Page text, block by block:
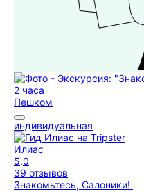
2 часа
Пешком
индивидуальная
Илиас
5,0
39 отзывов
Знакомьтесь, Салоники!